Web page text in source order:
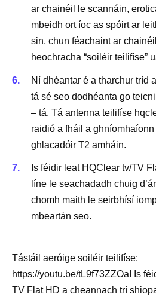
ar chainéil le scannáin,
mbeidh ort íoc as spóirt ar
sin, chun féachaint ar
heochracha “soiléir teilifíse”
Ní dhéantar é a tharchur tríd
tá sé seo dodhéanta go
– tá. Tá antenna teilifíse
raidió a fháil a
ghlacadóir T2 amháin.
Is féidir leat HQClear tv/TV
líne le seachadadh chuig
chomh maith le seirbhísí
mbeartán seo.
Tástáil aeróige soiléir teilifíse:
https://youtu.be/tL9f73ZZOaI Is
TV Flat HD a cheannach trí